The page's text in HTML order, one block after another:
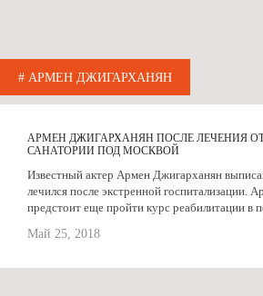
# АРМЕН ДЖИГАРХАНЯН
АРМЕН ДЖИГАРХАНЯН ПОСЛЕ ЛЕЧЕНИЯ
САНАТОРИИ ПОД МОСКВОЙ
Известный актер Армен Джигарханян
лечился после экстренной госпитализации.
предстоит еще пройти курс реабилитации в
Май 25, 2018